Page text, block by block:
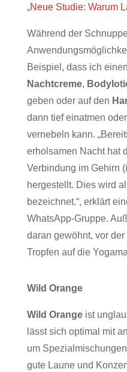
„Neue Studie: Warum
Während der
Beispiel, dass ich
Nachtcreme,
geben oder auf den
dann tief einatmen
vernebeln kann.
erholsamen Nacht hat
Verbindung im Gehirn
hergestellt. Dies wird
bezeichnet.“, erklärt
WhatsApp-Gruppe.
daran gewöhnt, vor
Tropfen auf die
Wild Orange
Wild Orangeist
lässt sich optimal mit
um
gute Laune und